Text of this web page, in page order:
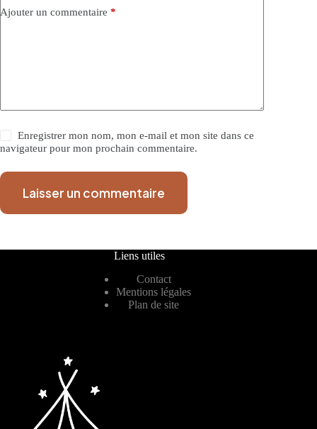
Ajouter un commentaire *
Enregistrer mon nom, mon e-mail et mon site dans ce
navigateur pour mon prochain commentaire.
Laisser un commentaire
Liens utiles
Contact
Mentions légales
Plan de site